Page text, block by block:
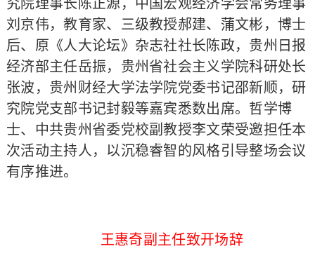
究院理事长陈正源，中国宏观经济学会常务理事
刘京伟，教育家、三级教授郝建、蒲文彬，博士
后、原《人大论坛》杂志社社长陈政，贵州日报
经济部主任岳振，贵州省社会主义学院科研处长
张波，贵州财经大学法学院党委书记邵新顺，研
究院党支部书记封毅等嘉宾悉数出席。哲学博
士、中共贵州省委党校副教授李文荣受邀担任本
次活动主持人，以沉稳睿智的风格引导整场会议
有序推进。
王惠奇副主任致开场辞